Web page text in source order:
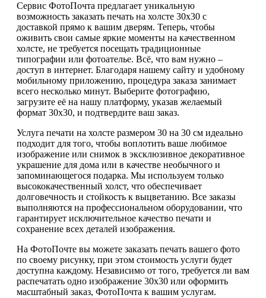
Сервис ФотоПочта предлагает уникальную
возможность заказать печать на холсте 30х30 с
доставкой прямо к вашим дверям. Теперь, чтобы
оживить свои самые яркие моменты на качественном
холсте, не требуется посещать традиционные
типографии или фотоателье. Всё, что вам нужно –
доступ в интернет. Благодаря нашему сайту и удобному
мобильному приложению, процедура заказа занимает
всего несколько минут. Выберите фотографию,
загрузите её на нашу платформу, указав желаемый
формат 30х30, и подтвердите ваш заказ.
Услуга печати на холсте размером 30 на 30 см идеально
подходит для того, чтобы воплотить ваше любимое
изображение или снимок в эксклюзивное декоративное
украшение для дома или в качестве необычного и
запоминающегося подарка. Мы используем только
высококачественный холст, что обеспечивает
долговечность и стойкость к выцветанию. Все заказы
выполняются на профессиональном оборудовании, что
гарантирует исключительное качество печати и
сохранение всех деталей изображения.
На ФотоПочте вы можете заказать печать вашего фото
по своему рисунку, при этом стоимость услуги будет
доступна каждому. Независимо от того, требуется ли вам
распечатать одно изображение 30х30 или оформить
масштабный заказ, ФотоПочта к вашим услугам.